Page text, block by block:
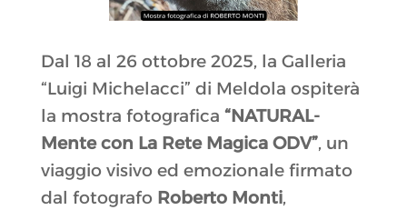
Dal 18 al 26 ottobre 2025, la Galleria
“Luigi Michelacci” di Meldola ospiterà
la mostra fotografica “NATURAL-
Mente con La Rete Magica ODV”, un
viaggio visivo ed emozionale firmato
dal fotografo Roberto Monti,